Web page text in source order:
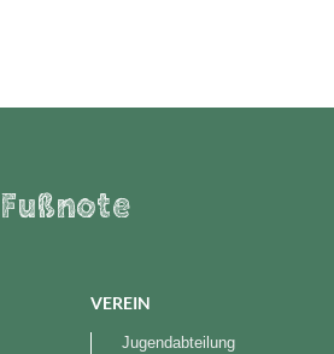
Fußnote
VEREIN
Jugendabteilung